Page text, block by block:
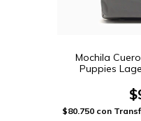
Mochila
Puppies
$80.750 con